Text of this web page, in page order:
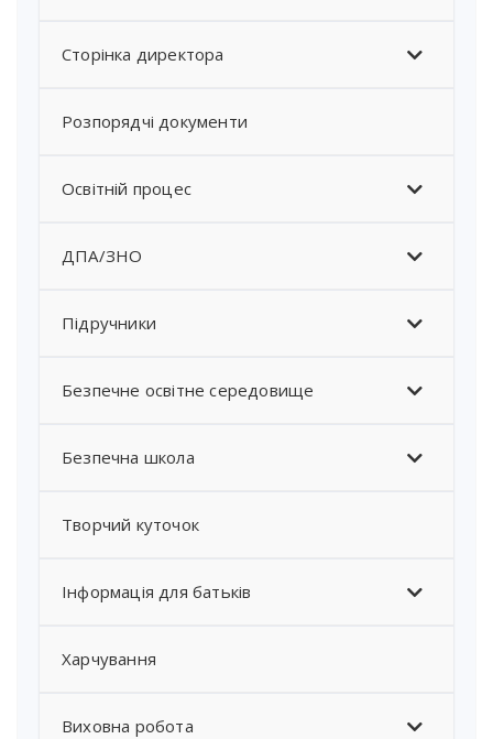
Сторінка директора
Розпорядчі документи
Освітній процес
ДПА/ЗНО
Підручники
Безпечне освітне середовище
Безпечна школа
Творчий куточок
Інформація для батьків
Харчування
Виховна робота